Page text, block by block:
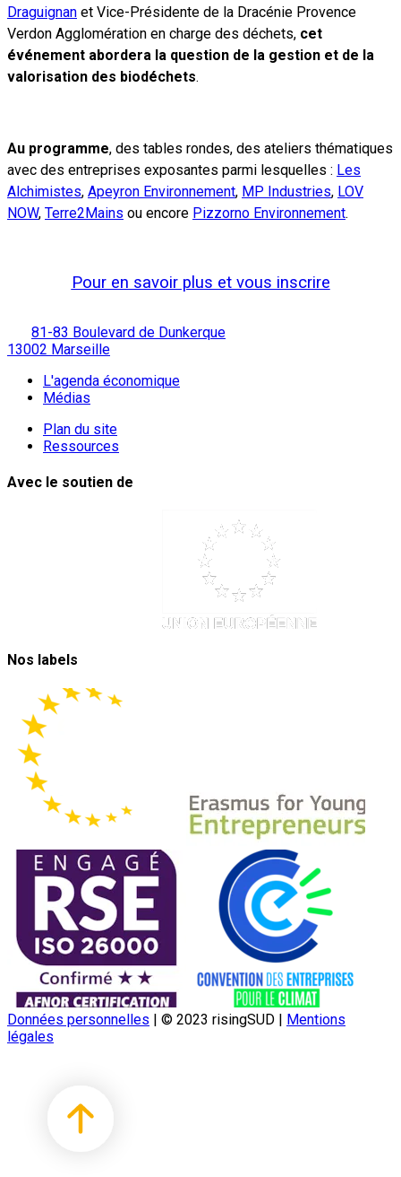
Draguignan et Vice-Présidente de la Dracénie Provence
Verdon Agglomération en charge des déchets, cet
événement abordera la question de la gestion et de la
valorisation des biodéchets.
Au programme, des tables rondes, des ateliers thématiques
avec des entreprises exposantes parmi lesquelles : Les
Alchimistes, Apeyron Environnement, MP Industries, LOV
NOW, Terre2Mains ou encore Pizzorno Environnement.
Pour en savoir plus et vous inscrire
81-83 Boulevard de Dunkerque
13002 Marseille
L'agenda économique
Médias
Plan du site
Ressources
Avec le soutien de
Nos labels
Données personnelles | © 2023 risingSUD | Mentions
légales